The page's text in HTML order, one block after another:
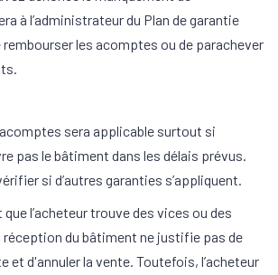
à l’administrateur du Plan de garantie
rembourser les acomptes ou de parachever
sera applicable surtout si
pas le bâtiment dans les délais prévus.
si d’autres garanties s’appliquent.
l’acheteur trouve des vices ou des
du bâtiment ne justifie pas de
et d'annuler la vente. Toutefois, l’acheteur